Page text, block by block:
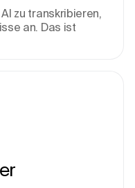
zu transkribieren,
an. Das ist